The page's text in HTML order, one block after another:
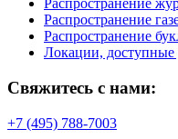
Распространение
Распространение
Распространение
Локации, доступные
Свяжитесь с нами:
+7 (495) 788-7003